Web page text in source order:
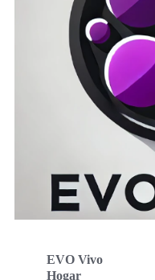
EVO Vivo
Hogar